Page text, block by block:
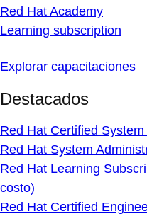
Red Hat Academy
Learning subscription
Explorar capacitaciones
Destacados
Red Hat Certified
Red Hat System
Red Hat Learning
costo)
Red Hat Certified